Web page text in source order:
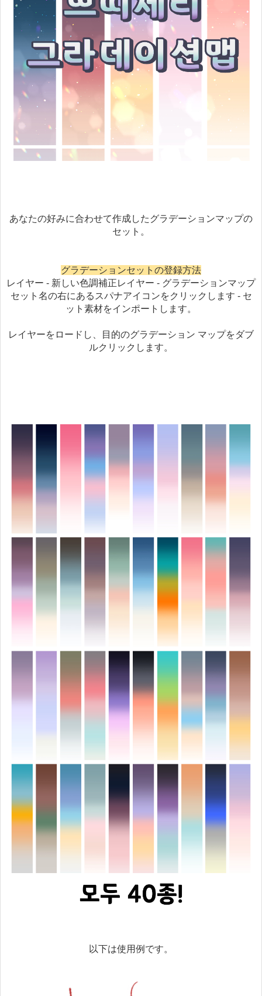
あなたの好みに合わせて作成したグラデーションマップの
セット。
グラデーションセットの登録方法
レイヤー - 新しい色調補正レイヤー - グラデーションマップ
セット名の右にあるスパナアイコンをクリックします - セ
ット素材をインポートします。
レイヤーをロードし、目的のグラデーション マップをダブ
ルクリックします。
以下は使用例です。